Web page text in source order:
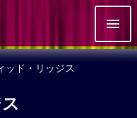
ッド・リッジス